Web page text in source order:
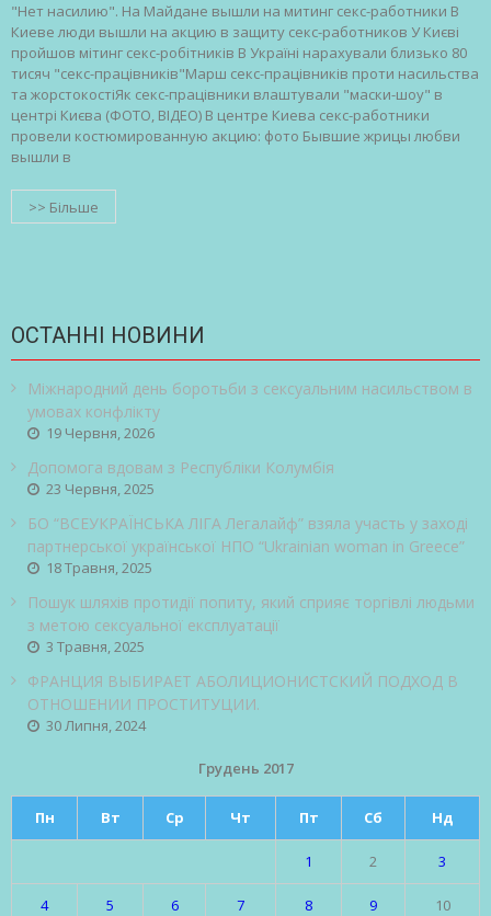
"Нет насилию". На Майдане вышли на митинг секс-работники В
Киеве люди вышли на акцию в защиту секс-работников У Києві
пройшов мітинг секс-робітників В Україні нарахували близько 80
тисяч "секс-працівників"Марш секс-працівників проти насильства
та жорстокостіЯк секс-працівники влаштували "маски-шоу" в
центрі Києва (ФОТО, ВІДЕО) В центре Киева секс-работники
провели костюмированную акцию: фото Бывшие жрицы любви
вышли в
>> Більше
ОСТАННІ НОВИНИ
Міжнародний день боротьби з сексуальним насильством в
умовах конфлікту
19 Червня, 2026
Допомога вдовам з Республіки Колумбія
23 Червня, 2025
БО “ВСЕУКРАЇНСЬКА ЛІГА Легалайф” взяла участь у заході
партнерської української НПО “Ukrainian woman in Greece”
18 Травня, 2025
Пошук шляхів протидії попиту, який сприяє торгівлі людьми
з метою сексуальної експлуатації
3 Травня, 2025
ФРАНЦИЯ ВЫБИРАЕТ АБОЛИЦИОНИСТСКИЙ ПОДХОД В
ОТНОШЕНИИ ПРОСТИТУЦИИ.
30 Липня, 2024
Грудень 2017
Пн Вт Ср Чт Пт Сб Нд
1 2 3
4 5 6 7 8 9 10